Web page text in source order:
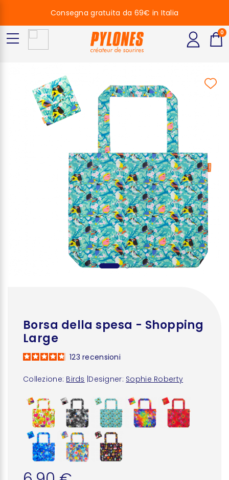
Borsa della spesa - Shopping
Large
Collezione: Birds Designer: Sophie Roberty
123recensioni
Consegna gratuita da 69€ in Italia
0